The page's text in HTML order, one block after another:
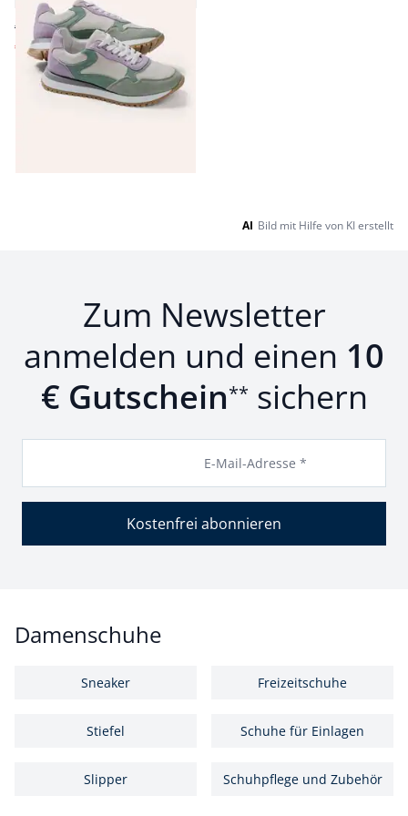
€ 149,99
€ 79,99 (-47%)
AI Bild mit Hilfe von KI erstellt
Zum Newsletter
anmelden und einen 10
€ Gutschein** sichern
E-Mail-Adresse *
Kostenfrei abonnieren
Damenschuhe
Sneaker Freizeitschuhe
Stiefel Schuhe für Einlagen
Slipper Schuhpflege und Zubehör